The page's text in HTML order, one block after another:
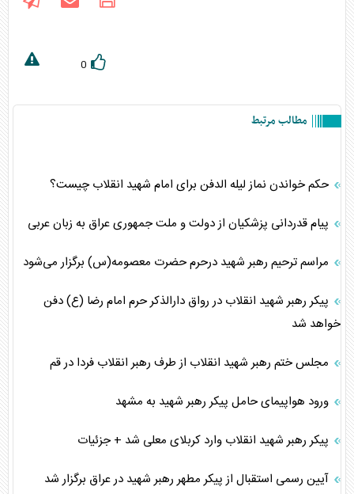
0
مطالب مرتبط
حکم خواندن نماز لیله الدفن برای امام شهید انقلاب چیست؟
پیام قدردانی پزشکیان از دولت و ملت جمهوری عراق به زبان عربی
مراسم ترحیم رهبر شهید درحرم حضرت معصومه(س) برگزار می‌شود
پیکر رهبر شهید انقلاب در رواق دارالذکر حرم امام رضا (ع) دفن
خواهد شد
مجلس ختم رهبر شهید انقلاب از طرف رهبر انقلاب فردا در قم
ورود هواپیمای حامل پیکر رهبر شهید به مشهد
پیکر رهبر شهید انقلاب وارد کربلای معلی شد + جزئیات
آیین رسمی استقبال از پیکر مطهر رهبر شهید در عراق برگزار شد